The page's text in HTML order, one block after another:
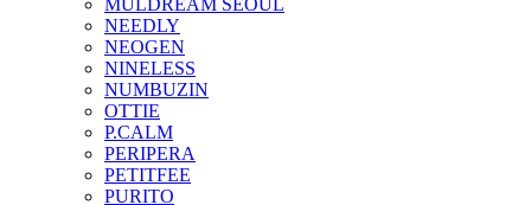
NEEDLY
NEOGEN
NINELESS
NUMBUZIN
OTTIE
P.CALM
PERIPERA
PETITFEE
PURITO